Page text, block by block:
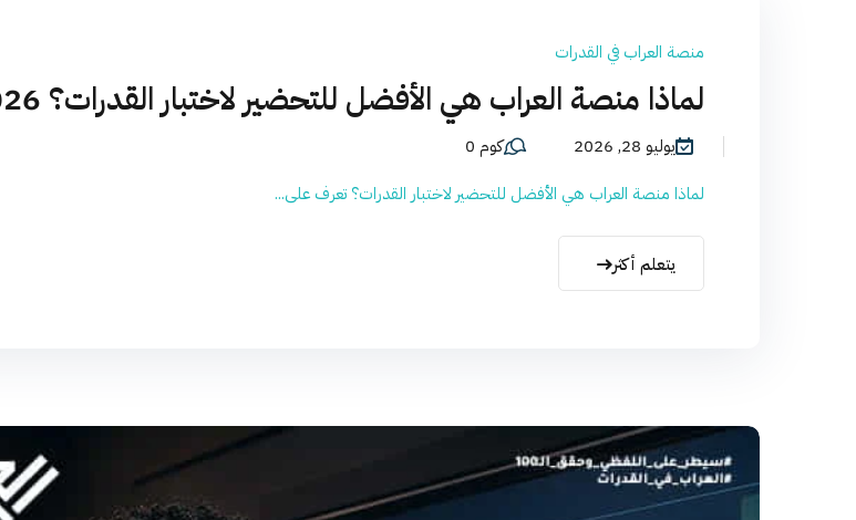
منصة العراب في القدرات
لماذا منصة العراب هي الأفضل للتحضير لاختبار القدرات؟ 2026
يوليو 28, 2026
كوم 0
لماذا منصة العراب هي الأفضل للتحضير لاختبار القدرات؟ تعرف على...
يتعلم أكثر